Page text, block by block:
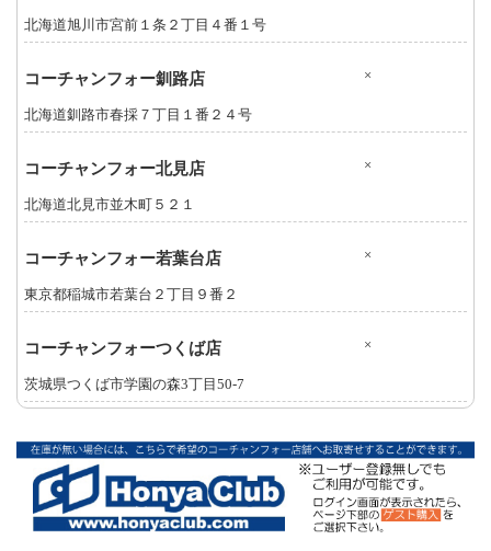
北海道旭川市宮前１条２丁目４番１号
コーチャンフォー釧路店 ×
北海道釧路市春採７丁目１番２４号
コーチャンフォー北見店 ×
北海道北見市並木町５２１
コーチャンフォー若葉台店 ×
東京都稲城市若葉台２丁目９番２
コーチャンフォーつくば店 ×
茨城県つくば市学園の森3丁目50-7